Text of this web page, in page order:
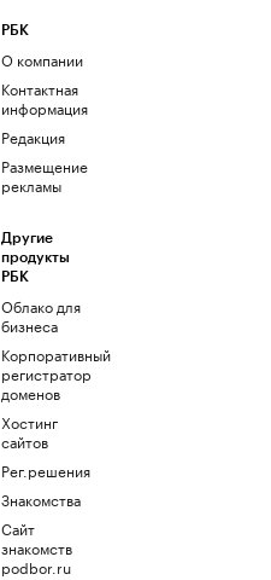
РБК
О компании
Контактная
информация
Редакция
Размещение
рекламы
Другие
продукты
РБК
Облако для
бизнеса
Корпоративный
регистратор
доменов
Хостинг
сайтов
Рег.решения
Знакомства
Сайт
знакомств
podbor.ru